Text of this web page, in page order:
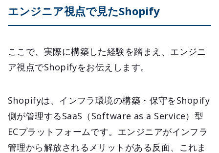
エンジニア視点で見たShopify
ここで、実際に構築した経験を踏まえ、エンジニ
ア視点でShopifyをお伝えします。
Shopifyは、インフラ環境の構築・保守をShopify
側が管理するSaaS（Software as a Service）型
ECプラットフォームです。エンジニアがインフラ
管理から解放されるメリットがある反面、これま